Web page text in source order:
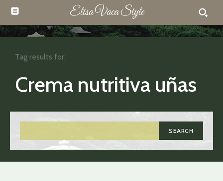
Elisa Vaca Style
Crema nutritiva uñas
SEARCH
Tag results for: